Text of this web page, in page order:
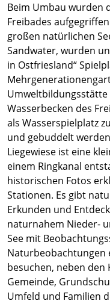
Beim Umbau wurden
Freibades
großen natürlichen
Sandwater, wurden
in Ostfriesland“
Wasserbecken des
als Wasserspielplatz
und gebuddelt
Liegewiese ist eine
einem Ringkanal
historischen Fotos
Stationen. Es gibt
Erkunden und
naturnahem Nieder-
See mit
Naturbeobachtungen
besuchen, neben
Gemeinde,
Umfeld und Familien